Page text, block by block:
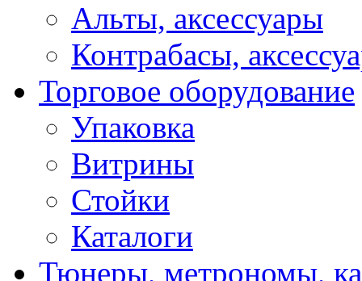
Альты, аксессуары
Контрабасы,
Торговое оборудование
Упаковка
Витрины
Стойки
Каталоги
Тюнеры, метрономы,